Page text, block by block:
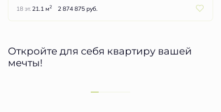
18 эт. 21.1 м2 2 874 875 руб.
Откройте для себя квартиру вашей
мечты!